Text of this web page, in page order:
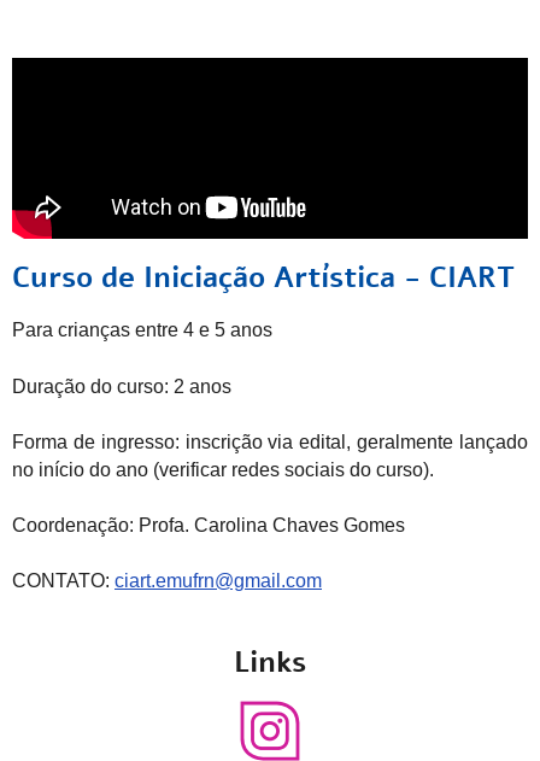
Curso de Iniciação Artística - CIART
Para crianças entre 4 e 5 anos
Duração do curso: 2 anos
Forma de ingresso: inscrição via edital, geralmente lançado
no início do ano (verificar redes sociais do curso).
Coordenação: Profa. Carolina Chaves Gomes
CONTATO: ciart.emufrn@gmail.com
Links